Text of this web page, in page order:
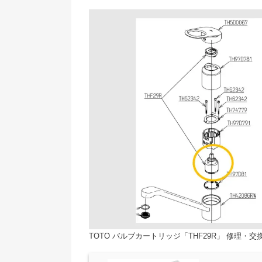
TOTO バルブカートリッジ「THF29R」 修理・交